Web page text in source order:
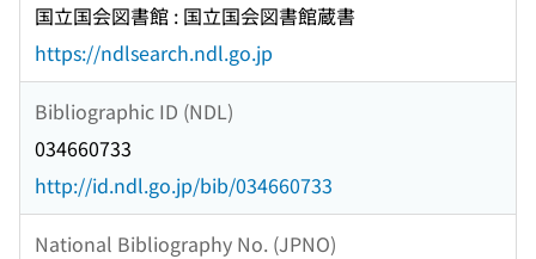
国立国会図書館 : 国立国会図書館蔵書
https://ndlsearch.ndl.go.jp
Bibliographic ID (NDL)
034660733
http://id.ndl.go.jp/bib/034660733
National Bibliography No. (JPNO)